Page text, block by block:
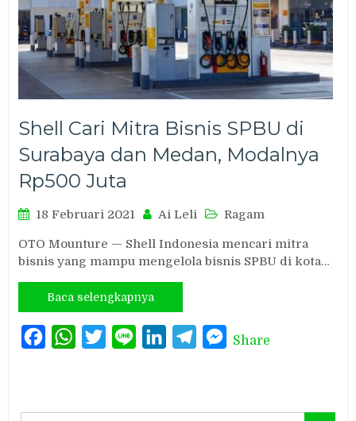
Shell Cari Mitra Bisnis SPBU di
Surabaya dan Medan, Modalnya
Rp500 Juta
18 Februari 2021 Ai Leli Ragam
OTO Mounture — Shell Indonesia mencari mitra
bisnis yang mampu mengelola bisnis SPBU di kota…
Baca selengkapnya
FacebookWhatsAppTwitterLine LinkedInTelegramMessenger
Share